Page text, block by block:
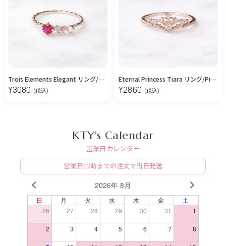
Trois Elements Elegant リング/Ruby【11号】
¥3080 (税込)
Eternal Princess Tiara リング/Pink Gold【11号】
¥2860 (税込)
KTY's Calendar
営業日カレンダー
営業日12時までの注文で当日発送
2026年 8月 NEXT
日 月 火 水 木 金
土
26
27 28 29 30 31 1
2 3 4 5 6 7 8